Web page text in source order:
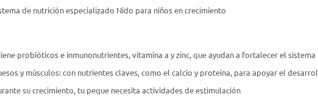
de nutrición especializado Nido para niños en crecimiento
probióticos e inmunonutrientes, vitamina a y zinc, que ayudan a fortalecer el
y músculos: con nutrientes claves, como el calcio y proteína, para apoyar el
su crecimiento, tu peque necesita actividades de estimulación